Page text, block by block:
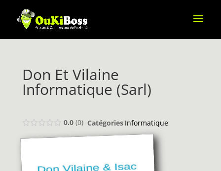
Don Et Vilaine
Informatique (Sarl)
0.0 0 Catégories Informatique